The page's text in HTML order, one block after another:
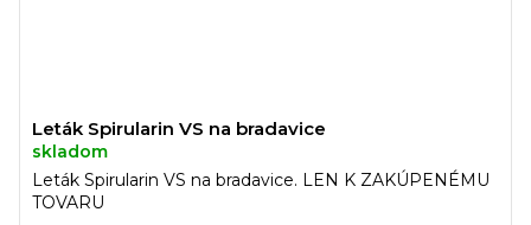
Leták Spirularin VS na bradavice
skladom
Leták Spirularin VS na bradavice. LEN K ZAKÚPENÉMU
TOVARU